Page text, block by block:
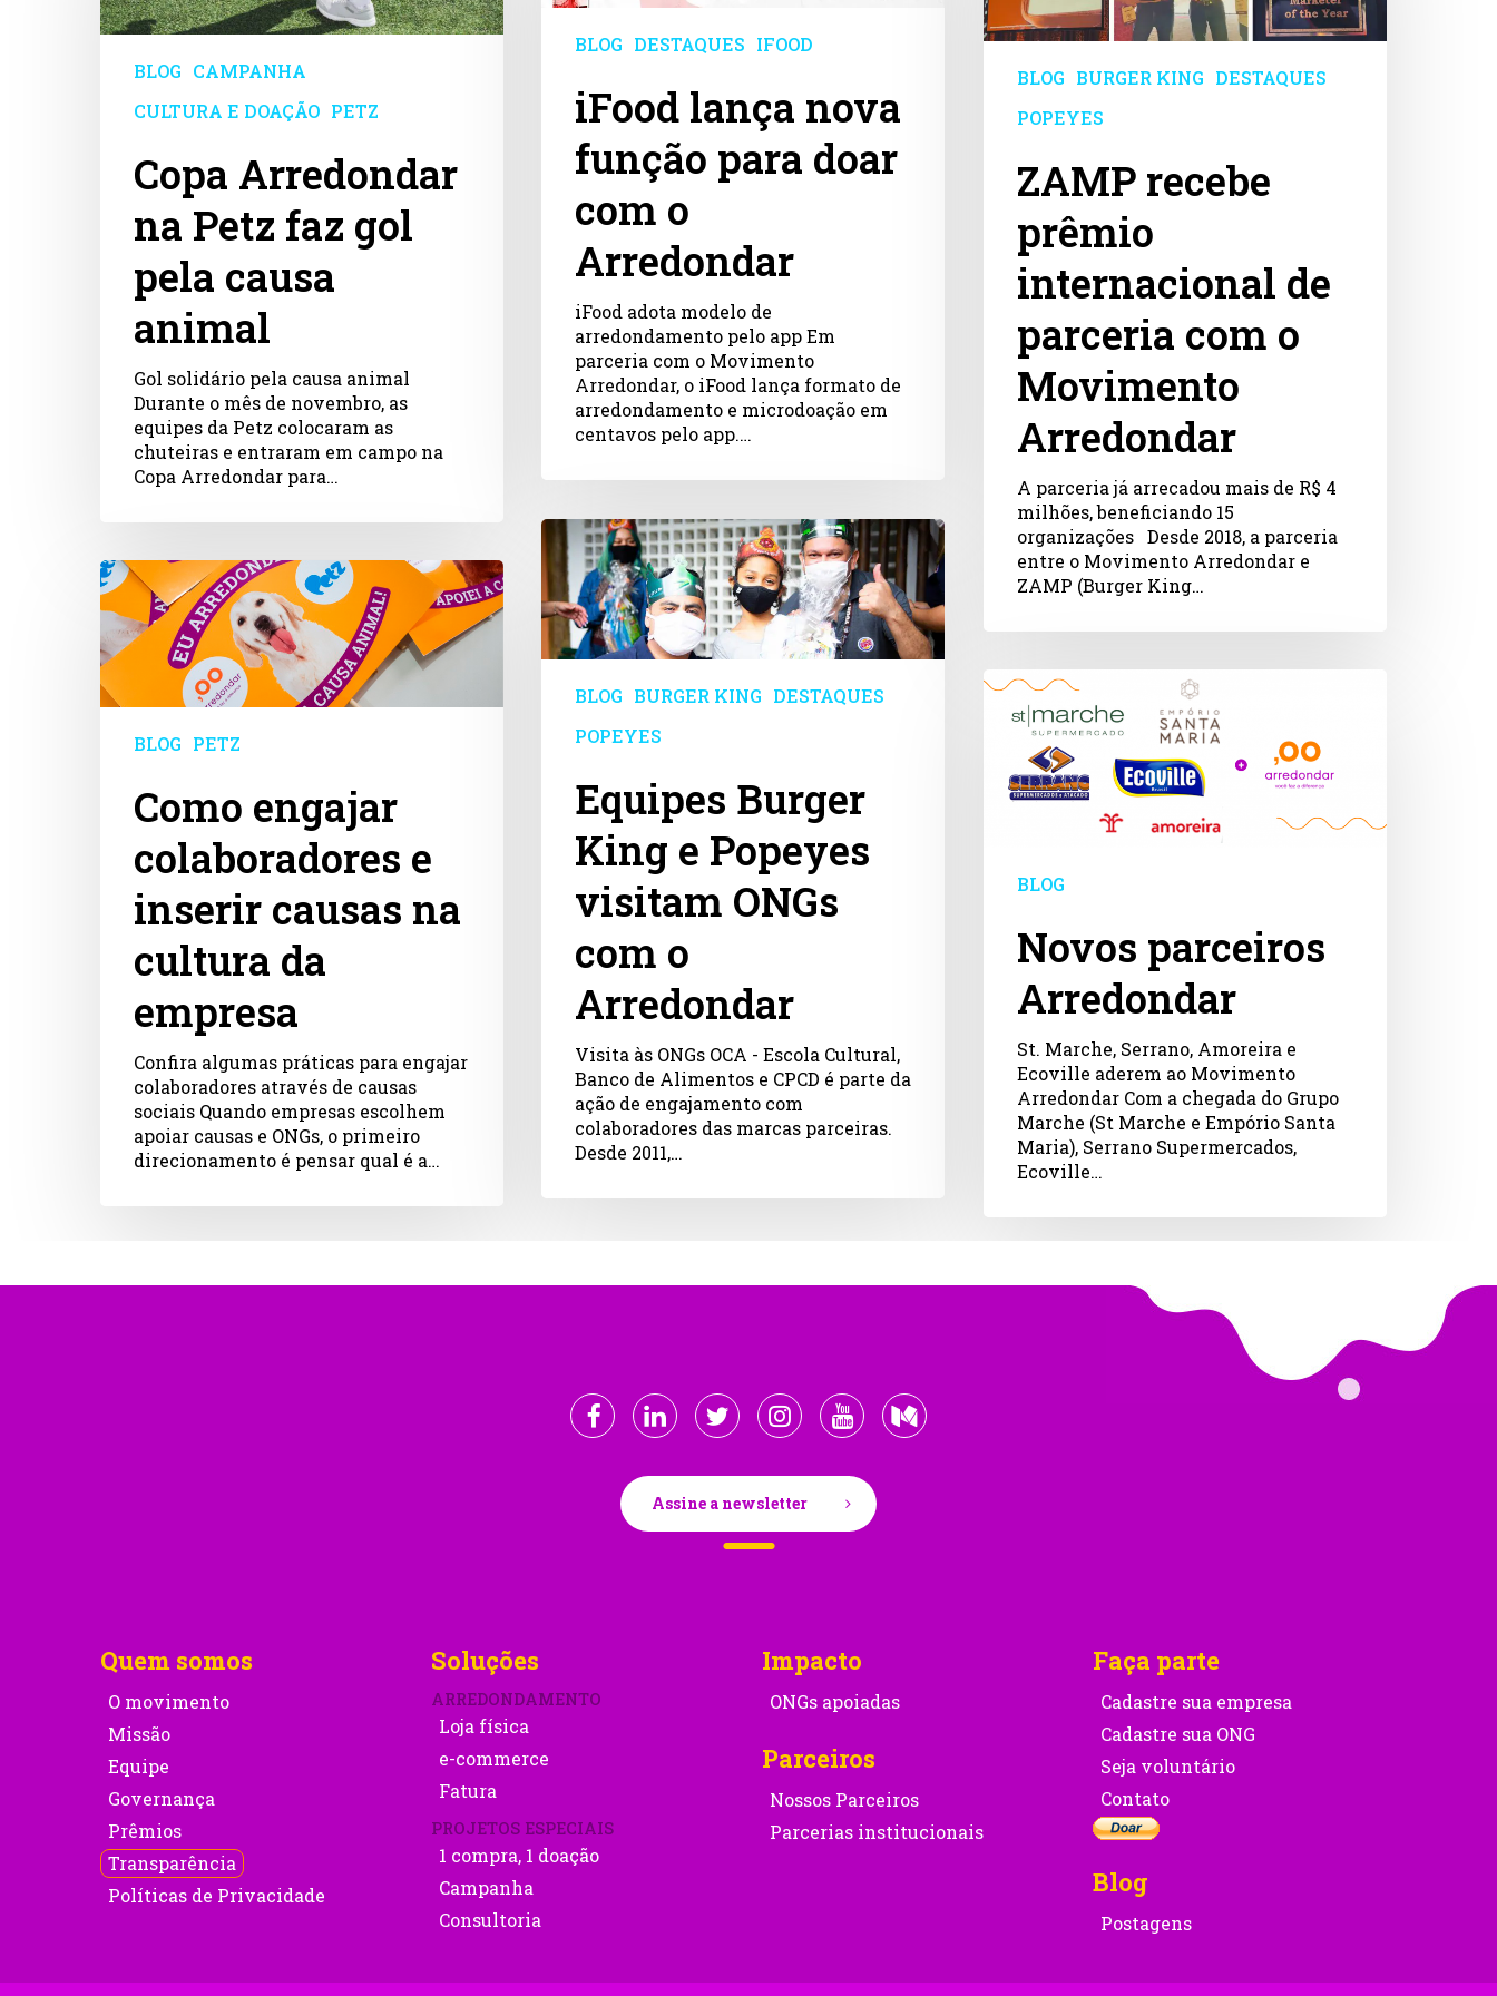
gol
causa
animal
BLOG CAMPANHA
CULTURA E DOAÇÃO PETZ
Copa Arredondar
na Petz faz gol
pela causa
animal
Gol solidário pela causa animal
Durante o mês de novembro, as
equipes da Petz colocaram as
chuteiras e entraram em campo na
Copa Arredondar para…
com
Arredondar
BLOG DESTAQUES IFOOD
iFood lança nova
função para doar
com o
Arredondar
iFood adota modelo de
arredondamento pelo app Em
parceria com o Movimento
Arredondar, o iFood lança formato de
arredondamento e microdoação em
centavos pelo app.…
parceria
Arredondar
BLOG BURGER KING DESTAQUES
POPEYES
ZAMP recebe
prêmio
internacional de
parceria com o
Movimento
Arredondar
A parceria já arrecadou mais de R$ 4
milhões, beneficiando 15
organizações Desde 2018, a parceria
entre o Movimento Arredondar e
ZAMP (Burger King…
Equipes
Burger
King
e
Popeyes
visitam
com
Arredondar
BLOG BURGER KING DESTAQUES
POPEYES
Equipes Burger
King e Popeyes
visitam ONGs
com o
Arredondar
Visita às ONGs OCA - Escola Cultural,
Banco de Alimentos e CPCD é parte da
ação de engajamento com
colaboradores das marcas parceiras.
Desde 2011,…
Como
engajar
colaboradores
e
inserir
causas
cultura
empresa
BLOG PETZ
Como engajar
colaboradores e
inserir causas na
cultura da
empresa
Confira algumas práticas para engajar
colaboradores através de causas
sociais Quando empresas escolhem
apoiar causas e ONGs, o primeiro
direcionamento é pensar qual é a…
Novos
parceiros
Arredondar
BLOG
Novos parceiros
Arredondar
St. Marche, Serrano, Amoreira e
Ecoville aderem ao Movimento
Arredondar Com a chegada do Grupo
Marche (St Marche e Empório Santa
Maria), Serrano Supermercados,
Ecoville…
Assine a newsletter
Quem somos
O movimento
Missão
Equipe
Governança
Prêmios
Transparência
Políticas de Privacidade
Soluções
ARREDONDAMENTO
Loja física
e-commerce
Fatura
PROJETOS ESPECIAIS
1 compra, 1 doação
Campanha
Consultoria
Impacto
ONGs apoiadas
Parceiros
Nossos Parceiros
Parcerias institucionais
Faça parte
Cadastre sua empresa
Cadastre sua ONG
Seja voluntário
Contato
Blog
Postagens